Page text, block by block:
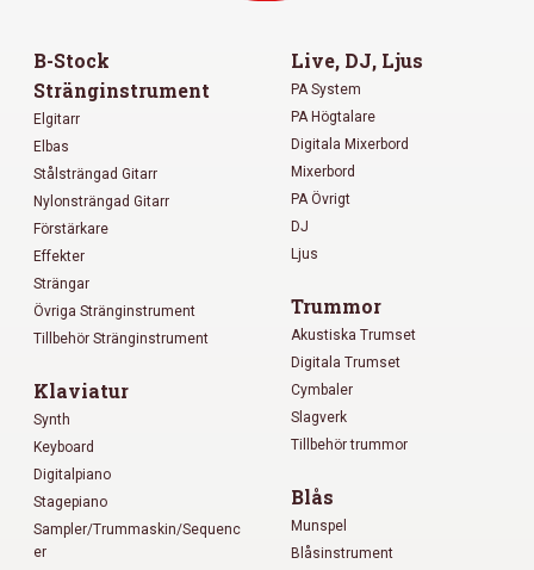
B-Stock
Stränginstrument
Elgitarr
Elbas
Stålsträngad Gitarr
Nylonsträngad Gitarr
Förstärkare
Effekter
Strängar
Övriga Stränginstrument
Tillbehör Stränginstrument
Klaviatur
Synth
Keyboard
Digitalpiano
Stagepiano
Sampler/Trummaskin/Sequenc
er
Live, DJ, Ljus
PA System
PA Högtalare
Digitala Mixerbord
Mixerbord
PA Övrigt
DJ
Ljus
Trummor
Akustiska Trumset
Digitala Trumset
Cymbaler
Slagverk
Tillbehör trummor
Blås
Munspel
Blåsinstrument